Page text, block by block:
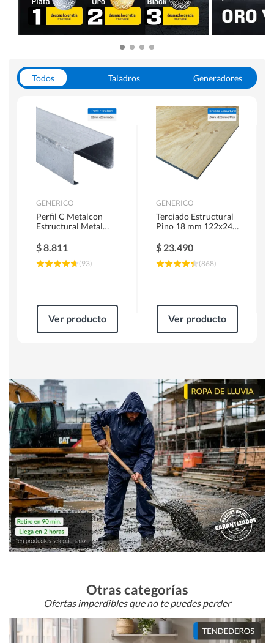
Todos Taladros
Generadores
Herramientas Manuales
Sierras Circulares
GENERICO
Perfil C Metalcon
Estructural Metal
$8.811
(93)
Ver producto
GENERICO
Terciado Estructural
Pino 18 mm 122x244
$ 23.490
(868)
Ver producto
Otras categorías
Ofertas imperdibles que no te puedes perder